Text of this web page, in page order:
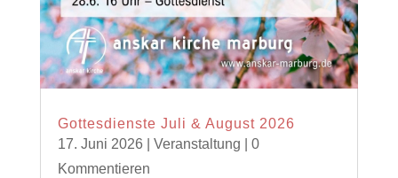
Gottesdienste Juli & August 2026
17. Juni 2026
Veranstaltung | 0
Kommentieren